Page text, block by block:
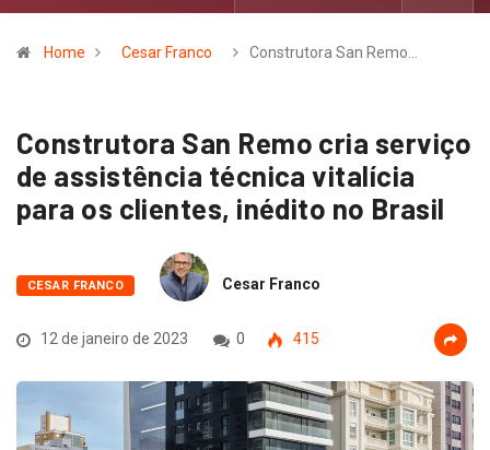
Home Cesar Franco Construtora San Remo…
Construtora San Remo cria serviço
de assistência técnica vitalícia
para os clientes, inédito no Brasil
CESAR FRANCO Cesar Franco
12 de janeiro de 2023 0 415